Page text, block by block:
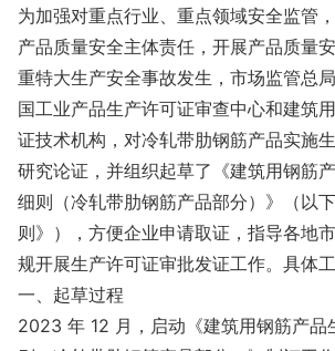
为加强对重点行业、重点领域安全监管
产品质量安全主体责任，开展产品质量
重特大生产安全事故发生，市场监管总
国工业产品生产许可证审查中心和建筑
证技术机构，对冷轧带肋钢筋产品实施
研究论证，并组织起草了《建筑用钢筋
细则（冷轧带肋钢筋产品部分）》（以
则》），方便企业申请取证，指导各地
规开展生产许可证审批发证工作。具体
一、起草过程
2023 年 12 月，启动《建筑用钢筋产品